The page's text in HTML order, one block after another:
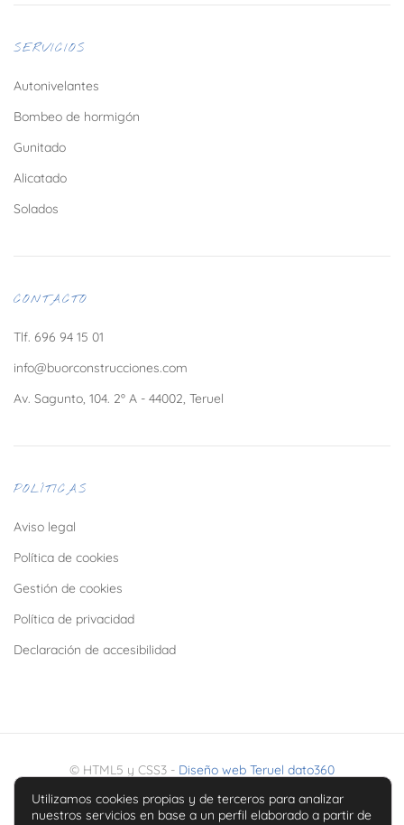
SERVICIOS
Autonivelantes
Bombeo de hormigón
Gunitado
Alicatado
Solados
CONTACTO
Tlf. 696 94 15 01
info@buorconstrucciones.com
Av. Sagunto, 104. 2º A - 44002, Teruel
POLÍTICAS
Aviso legal
Política de cookies
Gestión de cookies
Política de privacidad
Declaración de accesibilidad
© HTML5 y CSS3 - Diseño web Teruel dato360
Utilizamos cookies propias y de terceros para analizar
nuestros servicios en base a un perfil elaborado a partir de